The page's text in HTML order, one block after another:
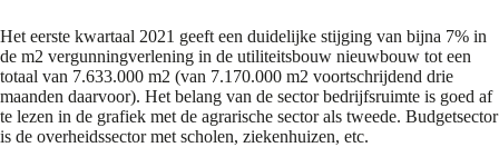
Het eerste kwartaal 2021 geeft een duidelijke stijging van bijna 7% in
de m2 vergunningverlening in de utiliteitsbouw nieuwbouw tot een
totaal van 7.633.000 m2 (van 7.170.000 m2 voortschrijdend drie
maanden daarvoor). Het belang van de sector bedrijfsruimte is goed af
te lezen in de grafiek met de agrarische sector als tweede. Budgetsector
is de overheidssector met scholen, ziekenhuizen, etc.